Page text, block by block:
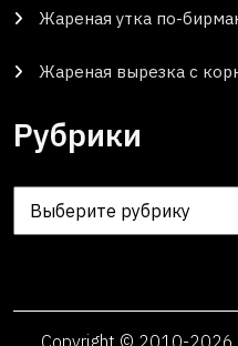
Жареная утка по-
Жареная вырезка с
Рубрики
Рубрики